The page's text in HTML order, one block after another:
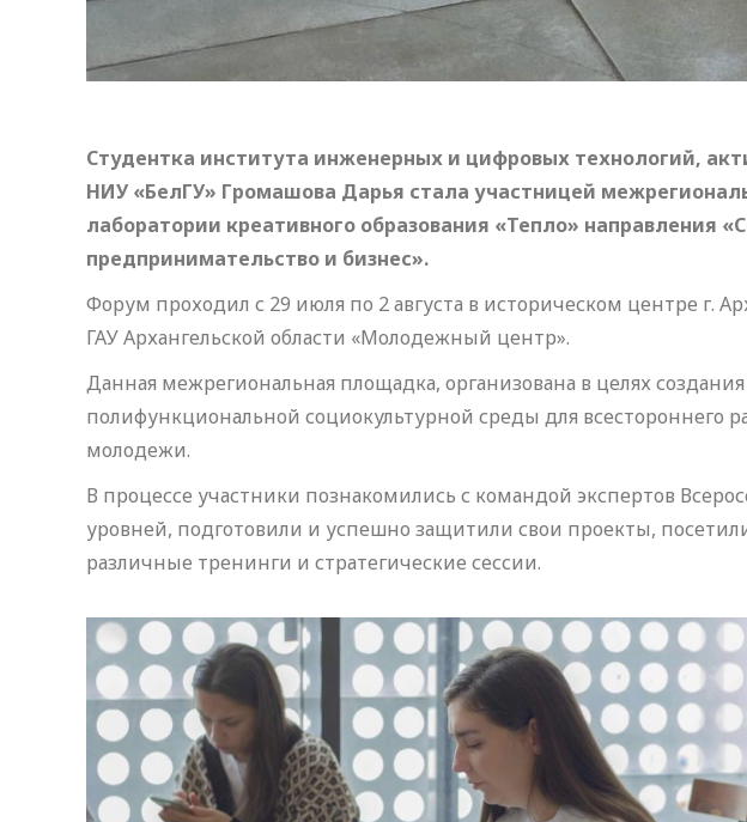
Студентка института инженерных и цифровых технологий,
НИУ «БелГУ» Громашова Дарья стала участницей
лаборатории креативного образования «Тепло» направления
предпринимательство и бизнес».
Форум проходил с 29 июля по 2 августа в историческом центре г.
ГАУ Архангельской области «Молодежный центр».
Данная межрегиональная площадка, организована в целях
полифункциональной социокультурной среды для всестороннего
молодежи.
В процессе участники познакомились с командой экспертов
уровней, подготовили и успешно защитили свои проекты,
различные тренинги и стратегические сессии.